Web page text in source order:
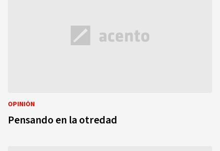
OPINIÓN
Pensando en la otredad